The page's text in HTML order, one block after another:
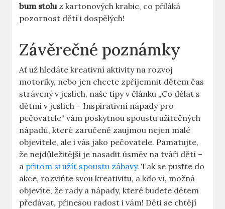
bum stoluz kartonových krabic, co přiláká
pozornost dětí i dospělých!
Závěrečné poznámky
Ať už hledáte kreativní aktivity na rozvoj
motoriky, nebo jen chcete zpříjemnit dětem čas
strávený v jeslích, naše tipy v článku „Co dělat s
dětmi v jeslích – Inspirativní nápady pro
pečovatele“ vám poskytnou spoustu užitečných
nápadů, které zaručeně zaujmou nejen malé
objevitele, ale i vás jako pečovatele. Pamatujte,
že nejdůležitější je nasadit úsměv na tváři dětí –
a přitom si užít spoustu zábavy. Tak se pusťte do
akce, rozviňte svou kreativitu, a kdo ví, možná
objevíte, že rady a nápady, které budete dětem
předávat, přinesou radost i vám! Děti se chtějí